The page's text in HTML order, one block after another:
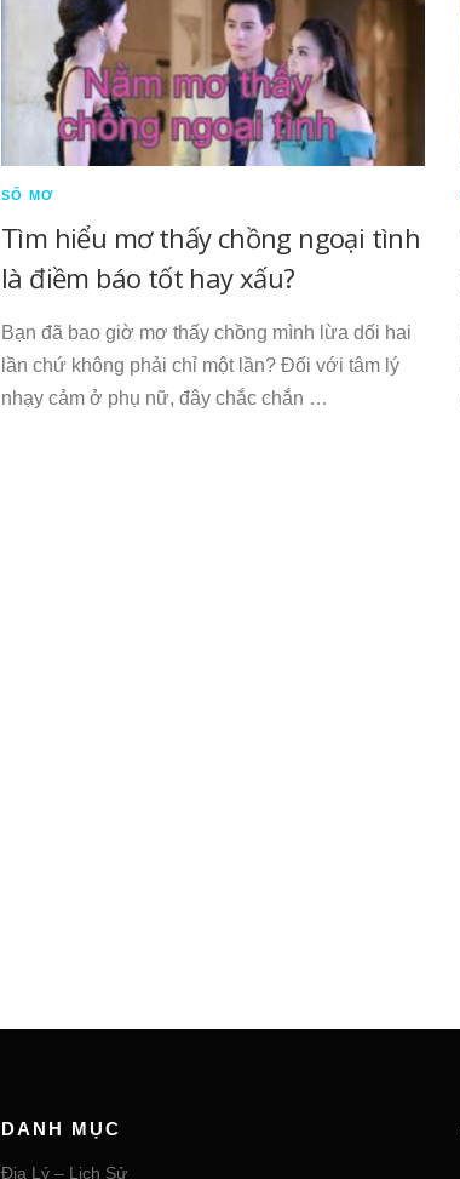
SỔ MƠ
Tìm hiểu mơ thấy chồng ngoại tình
là điềm báo tốt hay xấu?
Bạn đã bao giờ mơ thấy chồng mình lừa dối hai
lần chứ không phải chỉ một lần? Đối với tâm lý
nhạy cảm ở phụ nữ, đây chắc chắn …
DANH MỤC
Địa Lý – Lịch Sử